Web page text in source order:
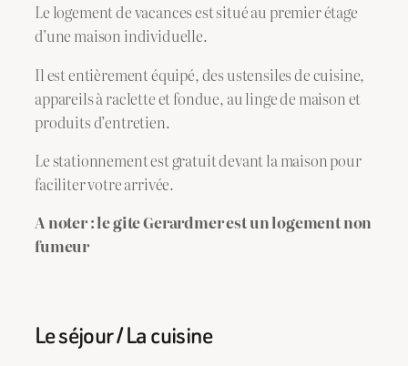
Le logement de vacances est situé au premier étage
d’une maison individuelle.
Il est entièrement équipé, des ustensiles de cuisine,
appareils à raclette et fondue, au linge de maison et
produits d’entretien.
Le stationnement est gratuit devant la maison pour
faciliter votre arrivée.
A noter : le gite Gerardmer est un logement non
fumeur
Le séjour / La cuisine